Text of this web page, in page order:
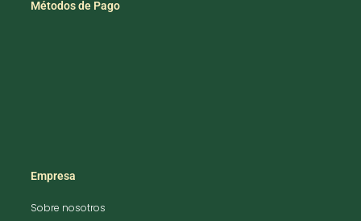
Métodos de Pago
Empresa
Sobre nosotros